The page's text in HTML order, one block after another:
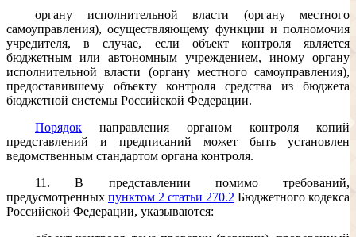
органу исполнительной власти (органу местного
самоуправления), осуществляющему функции и полномочия
учредителя, в случае, если объект контроля является
бюджетным или автономным учреждением, иному органу
исполнительной власти (органу местного самоуправления),
предоставившему объекту контроля средства из бюджета
бюджетной системы Российской Федерации.
Порядок направления органом контроля копий
представлений и предписаний может быть установлен
ведомственным стандартом органа контроля.
11. В представлении помимо требований,
предусмотренных пунктом 2 статьи 270.2 Бюджетного кодекса
Российской Федерации, указываются: